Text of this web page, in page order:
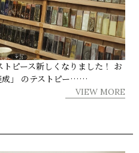
ピース新しくなりました！ お
成」 のテストピー……
VIEW MORE